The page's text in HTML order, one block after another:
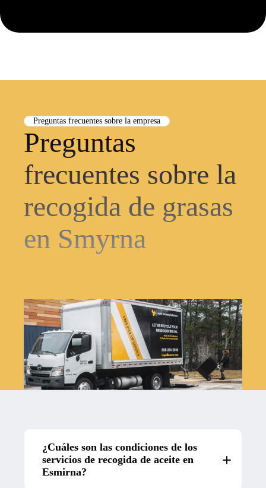
Preguntas frecuentes sobre la empresa
Preguntas
frecuentes sobre la
recogida de grasas
en Smyrna
¿Cuáles son las condiciones de los
servicios de recogida de aceite en
Esmirna?